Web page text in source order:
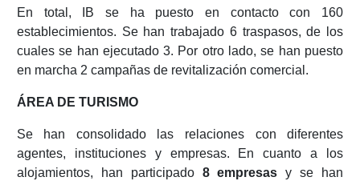
En total, IB se ha puesto en contacto con 160
establecimientos. Se han trabajado 6 traspasos, de los
cuales se han ejecutado 3. Por otro lado, se han puesto
en marcha 2 campañas de revitalización comercial.
ÁREA DE TURISMO
Se han consolidado las relaciones con diferentes
agentes, instituciones y empresas. En cuanto a los
alojamientos, han participado 8 empresas y se han